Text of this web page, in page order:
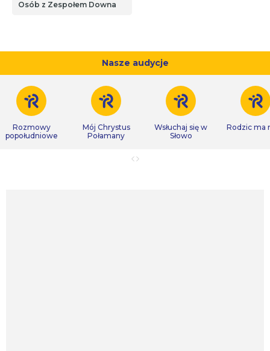
Osób z Zespołem Downa
Nasze audycje
Rozmowy
popołudniowe
Mój Chrystus
Połamany
Wsłuchaj się w
Słowo
Rodzic ma